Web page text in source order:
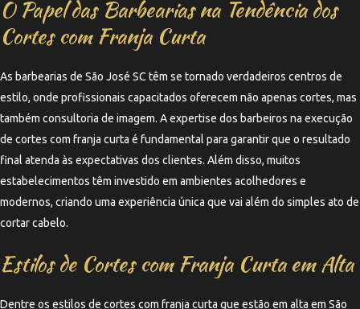
O Papel das Barbearias na Tendência dos
Cortes com Franja Curta
As barbearias de São José SC têm se tornado verdadeiros centros de
estilo, onde profissionais capacitados oferecem não apenas cortes, mas
também consultoria de imagem. A expertise dos barbeiros na execução
de cortes com franja curta é fundamental para garantir que o resultado
final atenda às expectativas dos clientes. Além disso, muitos
estabelecimentos têm investido em ambientes acolhedores e
modernos, criando uma experiência única que vai além do simples ato de
cortar cabelo.
Estilos de Cortes com Franja Curta em Alta
Dentre os estilos de cortes com franja curta que estão em alta em São